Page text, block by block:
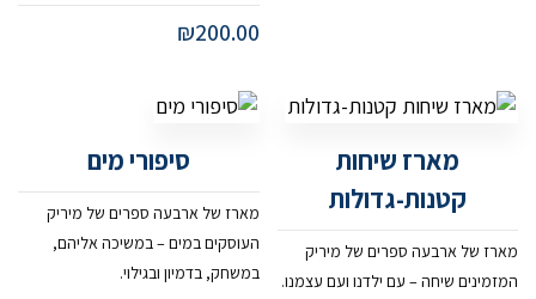
₪200.00
מארז שיחות
קטנות-גדולות
מארז של ארבעה ספרים של מיריק
המזמינים שיחה – עם ילדנו ועם עצמנו.
סיפורי מים
מארז של ארבעה ספרים של מיריק
העוסקים במים – במשיכה אליהם,
במשחק, בדמיון ובגילוי.